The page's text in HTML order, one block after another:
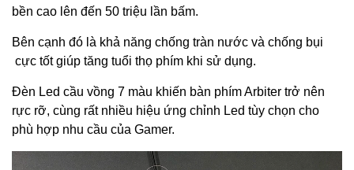
bền cao lên đến 50 triệu lần bấm.
Bên cạnh đó là khả năng chống tràn nước và chống bụi
cực tốt giúp tăng tuổi thọ phím khi sử dụng.
Đèn Led cầu vồng 7 màu khiến bàn phím Arbiter trở nên
rực rỡ, cùng rất nhiều hiệu ứng chỉnh Led tùy chọn cho
phù hợp nhu cầu của Gamer.